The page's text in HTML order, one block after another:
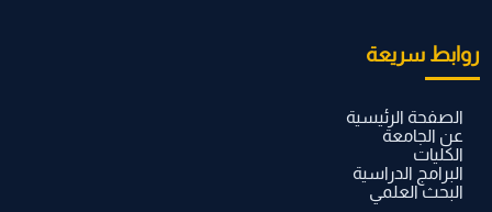
روابط سريعة
الصفحة الرئيسية
عن الجامعة
الكليات
البرامج الدراسية
البحث العلمي